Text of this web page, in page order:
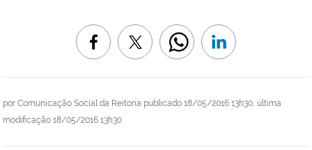
por Comunicação Social da Reitoria publicado 18/05/2016 13h30, última
modificação 18/05/2016 13h30